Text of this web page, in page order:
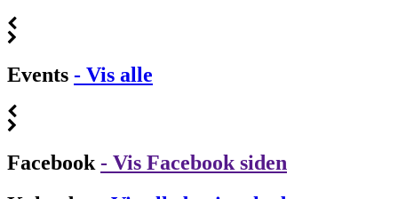
Events - Vis alle
Facebook - Vis Facebook siden